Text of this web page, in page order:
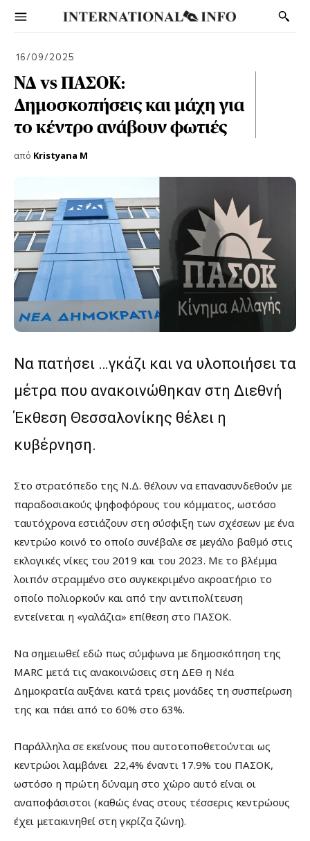
16/09/2025
ΝΔ vs ΠΑΣΟΚ:
Δημοσκοπήσεις και μάχη για
το κέντρο ανάβουν φωτιές
από Kristyana M
Να πατήσει …γκάζι και να υλοποιήσει τα
μέτρα που ανακοινώθηκαν στη Διεθνή
Έκθεση Θεσσαλονίκης θέλει η
κυβέρνηση.
Στο στρατόπεδο της Ν.Δ. θέλουν να επανασυνδεθούν με
παραδοσιακούς ψηφοφόρους του κόμματος, ωστόσο
ταυτόχρονα εστιάζουν στη σύσφιξη των σχέσεων με ένα
κεντρώο κοινό το οποίο συνέβαλε σε μεγάλο βαθμό στις
εκλογικές νίκες του 2019 και του 2023. Με το βλέμμα
λοιπόν στραμμένο στο συγκεκριμένο ακροατήριο το
οποίο πολιορκούν και από την αντιπολίτευση
εντείνεται η «γαλάζια» επίθεση στο ΠΑΣΟΚ.
Να σημειωθεί εδώ πως σύμφωνα με δημοσκόπηση της
MARC μετά τις ανακοινώσεις στη ΔΕΘ η Νέα
Δημοκρατία αυξάνει κατά τρεις μονάδες τη συσπείρωση
της και πάει από το 60% στο 63%.
Παράλληλα σε εκείνους που αυτοτοποθετούνται ως
κεντρώοι λαμβάνει 22,4% έναντι 17.9% του ΠΑΣΟΚ,
ωστόσο η πρώτη δύναμη στο χώρο αυτό είναι οι
αναποφάσιστοι (καθώς ένας στους τέσσερις κεντρώους
έχει μετακινηθεί στη γκρίζα ζώνη).